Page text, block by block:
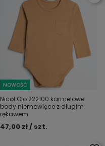
NOWOŚĆ
Nicol Olo 222100 karmelowe
body niemowlęce z długim
rękawem
47,00 zł / szt.